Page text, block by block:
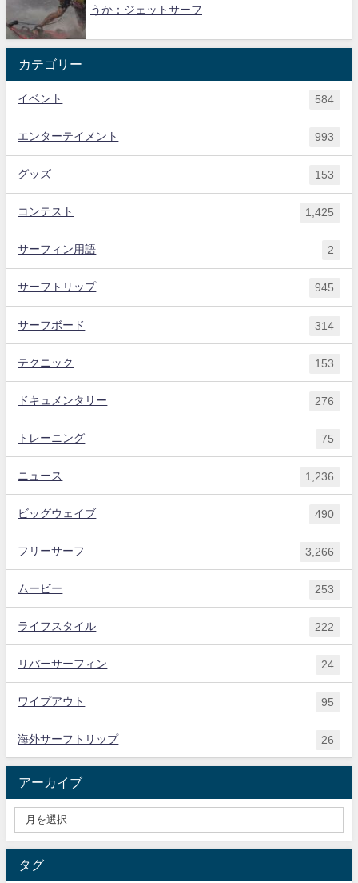
うか：ジェットサーフ
カテゴリー
イベント 584
エンターテイメント 993
グッズ 153
コンテスト 1,425
サーフィン用語 2
サーフトリップ 945
サーフボード 314
テクニック 153
ドキュメンタリー 276
トレーニング 75
ニュース 1,236
ビッグウェイブ 490
フリーサーフ 3,266
ムービー 253
ライフスタイル 222
リバーサーフィン 24
ワイプアウト 95
海外サーフトリップ 26
アーカイブ
タグ